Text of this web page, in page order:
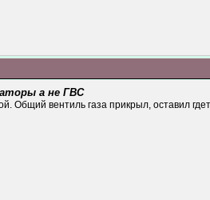
а не ГВС
Общий вентиль газа прикрыл, оставил